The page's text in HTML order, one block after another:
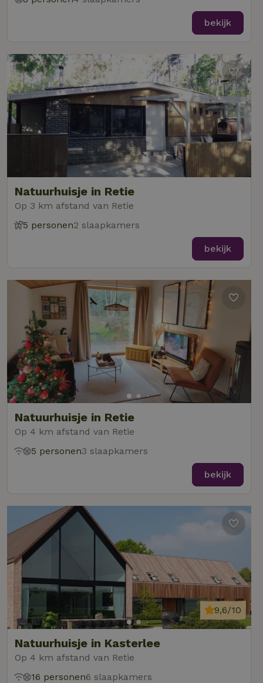
bekijk
Natuurhuisje in Retie
Op 3 km afstand van Retie
5 personen2 slaapkamers
bekijk
Natuurhuisje in Retie
Op 4 km afstand van Retie
5 personen3 slaapkamers
bekijk
Natuurhuisje in Kasterlee
Op 4 km afstand van Retie
9,6/10
16 personen6 slaapkamers